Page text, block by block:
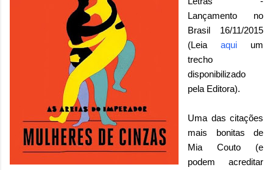
Lançamento no
Brasil 16/11/2015
(Leia aqui um
trecho
disponibilizado
pela Editora).
Uma das citações
mais bonitas de
Mia Couto (e
podem acreditar